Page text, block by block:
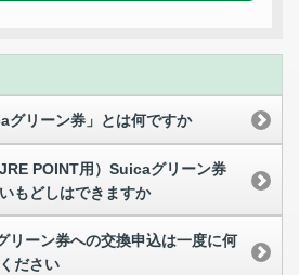
グリーン券」とは何ですか
POINT用）Suicaグリーン券
もどしはできますか
リーン券への交換申込は一度に何
ださい